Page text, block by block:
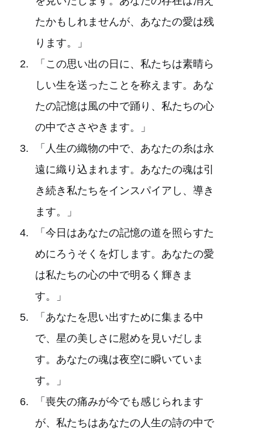
たかもしれませんが、あなたの愛は残
ります。」
「この思い出の日に、私たちは素晴ら
しい生を送ったことを称えます。あな
たの記憶は風の中で踊り、私たちの心
の中でささやきます。」
「人生の織物の中で、あなたの糸は永
遠に織り込まれます。あなたの魂は引
き続き私たちをインスパイアし、導き
ます。」
「今日はあなたの記憶の道を照らすた
めにろうそくを灯します。あなたの愛
は私たちの心の中で明るく輝きま
す。」
「あなたを思い出すために集まる中
で、星の美しさに慰めを見いだしま
す。あなたの魂は夜空に瞬いていま
す。」
「喪失の痛みが今でも感じられます
が、私たちはあなたの人生の詩の中で